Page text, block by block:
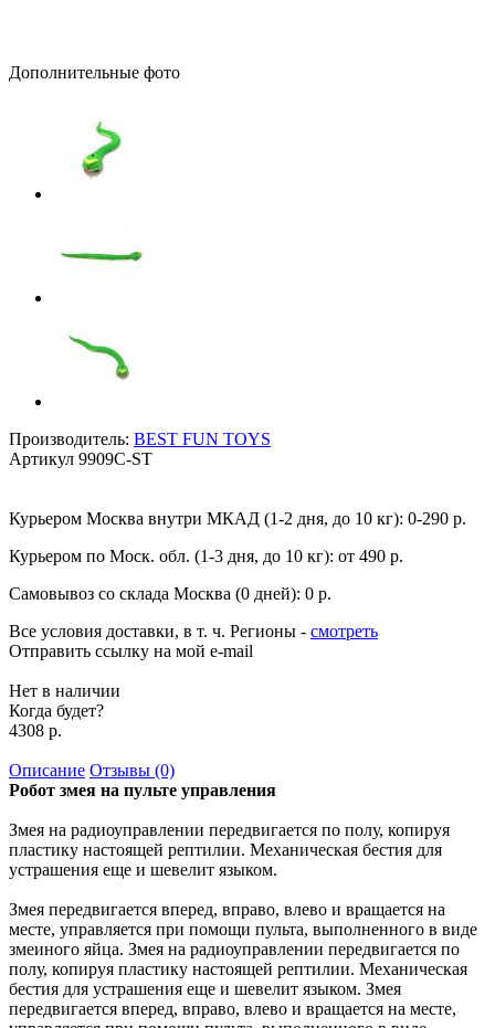
Дополнительные фото
Производитель: BEST FUN TOYS
Артикул 9909C-ST
Курьером Москва внутри МКАД (1-2 дня, до 10 кг): 0-290 р.
Курьером по Моск. обл. (1-3 дня, до 10 кг): от 490 р.
Самовывоз со склада Москва (0 дней): 0 р.
Все условия доставки, в т. ч. Регионы - смотреть
Отправить ссылку на мой e-mail
Нет в наличии
Когда будет?
4308 р.
Описание Отзывы (0)
Робот змея на пульте управления
Змея на радиоуправлении передвигается по полу, копируя
пластику настоящей рептилии. Механическая бестия для
устрашения еще и шевелит языком.
Змея передвигается вперед, вправо, влево и вращается на
месте, управляется при помощи пульта, выполненного в виде
змеиного яйца. Змея на радиоуправлении передвигается по
полу, копируя пластику настоящей рептилии. Механическая
бестия для устрашения еще и шевелит языком. Змея
передвигается вперед, вправо, влево и вращается на месте,